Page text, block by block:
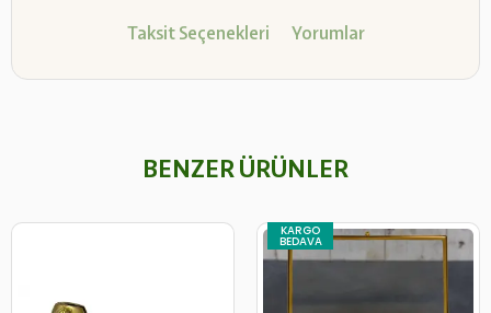
Taksit Seçenekleri Yorumlar
BENZER ÜRÜNLER
KARGO
BEDAVA